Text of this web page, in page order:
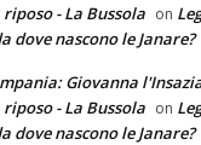
- La Bussola on
dove nascono le Janare?
Giovanna
- La Bussola on
dove nascono le Janare?